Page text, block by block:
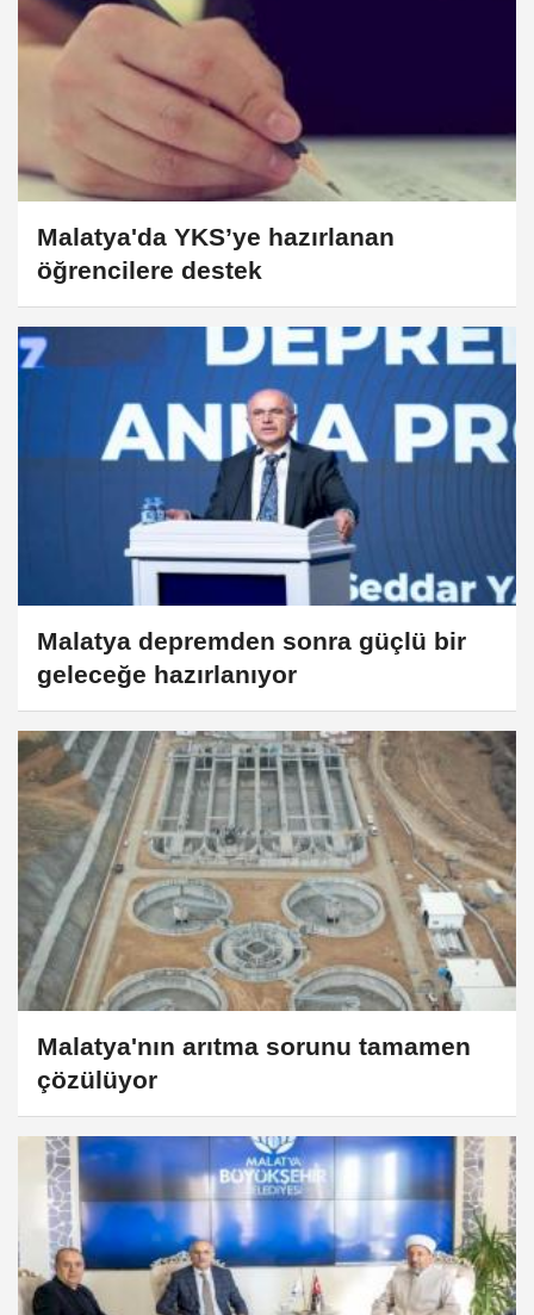
Malatya'da YKS’ye hazırlanan
öğrencilere destek
Malatya depremden sonra güçlü bir
geleceğe hazırlanıyor
Malatya'nın arıtma sorunu tamamen
çözülüyor